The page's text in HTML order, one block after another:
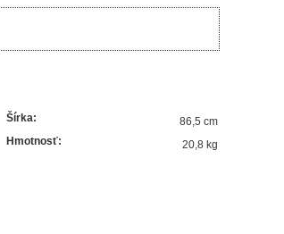
Šírka:
86,5 cm
Hmotnosť:
20,8 kg